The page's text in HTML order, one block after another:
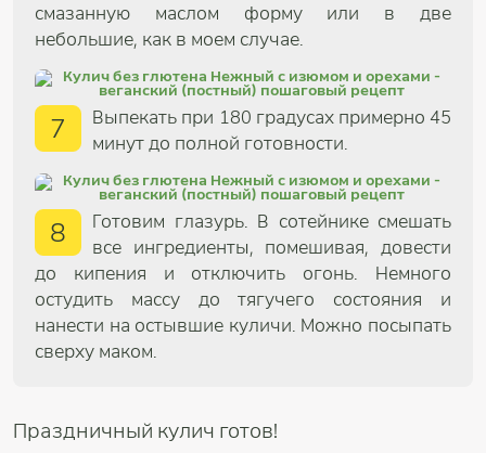
смазанную маслом форму или в две
небольшие, как в моем случае.
7
Выпекать при 180 градусах примерно 45
минут до полной готовности.
8
Готовим глазурь. В сотейнике смешать
все ингредиенты, помешивая, довести
до кипения и отключить огонь. Немного
остудить массу до тягучего состояния и
нанести на остывшие куличи. Можно посыпать
сверху маком.
Праздничный кулич готов!